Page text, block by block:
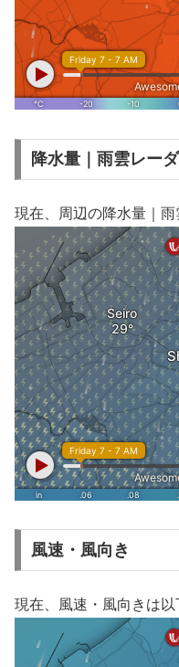
降水量｜雨雲レー
現在、周辺の降水量｜雨
風速・風向き
現在、風速・風向きは以